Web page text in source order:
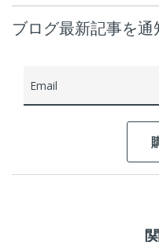
ブログ最新記事を通
Email